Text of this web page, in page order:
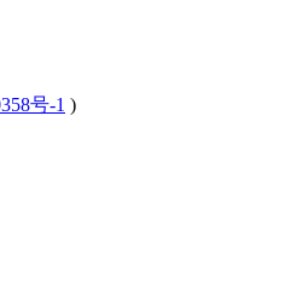
号-1 )